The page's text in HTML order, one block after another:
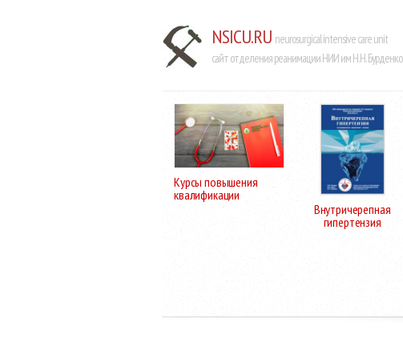
NSICU.RU neurosurgical intensive care unit
сайт отделения реанимации НИИ им Н.Н. Бурденко
Курсы повышения
квалификации
Внутричерепная
гипертензия